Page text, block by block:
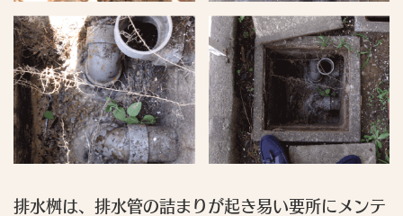
排水桝は、排水管の詰まりが起き易い要所にメンテ